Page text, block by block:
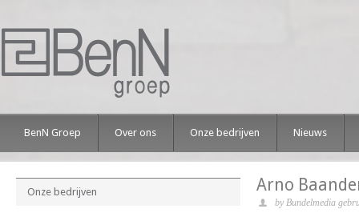
BenN Groep Over ons Onze bedrijven Nieuws
Arno
by Bundelmedia
Onze bedrijven